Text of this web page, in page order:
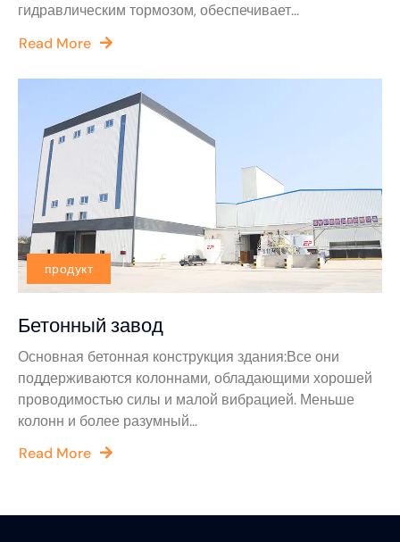
гидравлическим тормозом, обеспечивает...
Read More
продукт
Бетонный завод
Основная бетонная конструкция здания:Все они
поддерживаются колоннами, обладающими хорошей
проводимостью силы и малой вибрацией. Меньше
колонн и более разумный...
Read More